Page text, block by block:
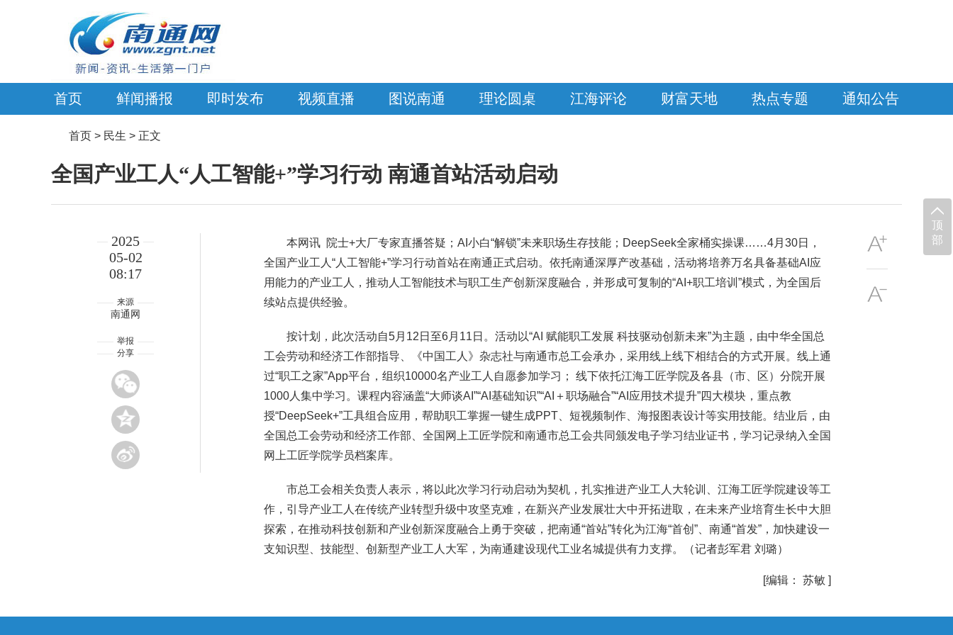
顶
部
首页 鲜闻播报 即时发布 视频直播 图说南通 理论圆桌 江海评论 财富天地 热点专题 通知公告
首页 > 民生 > 正文
全国产业工人“人工智能+”学习行动 南通首站活动启动
2025
05-02
08:17
来源
南通网
举报
分享
本网讯 院士+大厂专家直播答疑；AI小白“解锁”未来职场生存技能；DeepSeek全家桶实操课……4月30日，
全国产业工人“人工智能+”学习行动首站在南通正式启动。依托南通深厚产改基础，活动将培养万名具备基础AI应
用能力的产业工人，推动人工智能技术与职工生产创新深度融合，并形成可复制的“AI+职工培训”模式，为全国后
续站点提供经验。
按计划，此次活动自5月12日至6月11日。活动以“AI 赋能职工发展 科技驱动创新未来”为主题，由中华全国总
工会劳动和经济工作部指导、《中国工人》杂志社与南通市总工会承办，采用线上线下相结合的方式开展。线上通
过“职工之家”App平台，组织10000名产业工人自愿参加学习； 线下依托江海工匠学院及各县（市、区）分院开展
1000人集中学习。课程内容涵盖“大师谈AI”“AI基础知识”“AI＋职场融合”“AI应用技术提升”四大模块，重点教
授“DeepSeek+”工具组合应用，帮助职工掌握一键生成PPT、短视频制作、海报图表设计等实用技能。结业后，由
全国总工会劳动和经济工作部、全国网上工匠学院和南通市总工会共同颁发电子学习结业证书，学习记录纳入全国
网上工匠学院学员档案库。
市总工会相关负责人表示，将以此次学习行动启动为契机，扎实推进产业工人大轮训、江海工匠学院建设等工
作，引导产业工人在传统产业转型升级中攻坚克难，在新兴产业发展壮大中开拓进取，在未来产业培育生长中大胆
探索，在推动科技创新和产业创新深度融合上勇于突破，把南通“首站”转化为江海“首创”、南通“首发”，加快建设一
支知识型、技能型、创新型产业工人大军，为南通建设现代工业名城提供有力支撑。
（记者彭军君 刘璐）
[编辑： 苏敏 ]